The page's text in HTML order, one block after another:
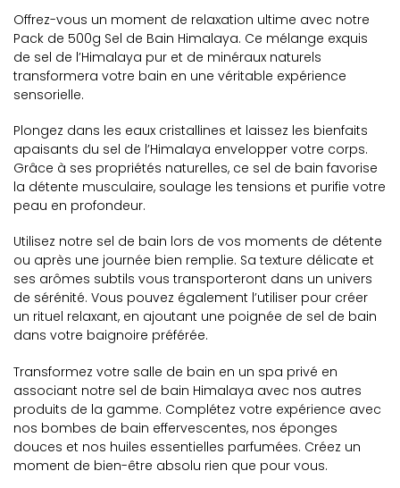
Offrez-vous un moment de relaxation ultime avec notre
Pack de 500g Sel de Bain Himalaya. Ce mélange exquis
de sel de l’Himalaya pur et de minéraux naturels
transformera votre bain en une véritable expérience
sensorielle.
Plongez dans les eaux cristallines et laissez les bienfaits
apaisants du sel de l’Himalaya envelopper votre corps.
Grâce à ses propriétés naturelles, ce sel de bain favorise
la détente musculaire, soulage les tensions et purifie votre
peau en profondeur.
Utilisez notre sel de bain lors de vos moments de détente
ou après une journée bien remplie. Sa texture délicate et
ses arômes subtils vous transporteront dans un univers
de sérénité. Vous pouvez également l’utiliser pour créer
un rituel relaxant, en ajoutant une poignée de sel de bain
dans votre baignoire préférée.
Transformez votre salle de bain en un spa privé en
associant notre sel de bain Himalaya avec nos autres
produits de la gamme. Complétez votre expérience avec
nos bombes de bain effervescentes, nos éponges
douces et nos huiles essentielles parfumées. Créez un
moment de bien-être absolu rien que pour vous.